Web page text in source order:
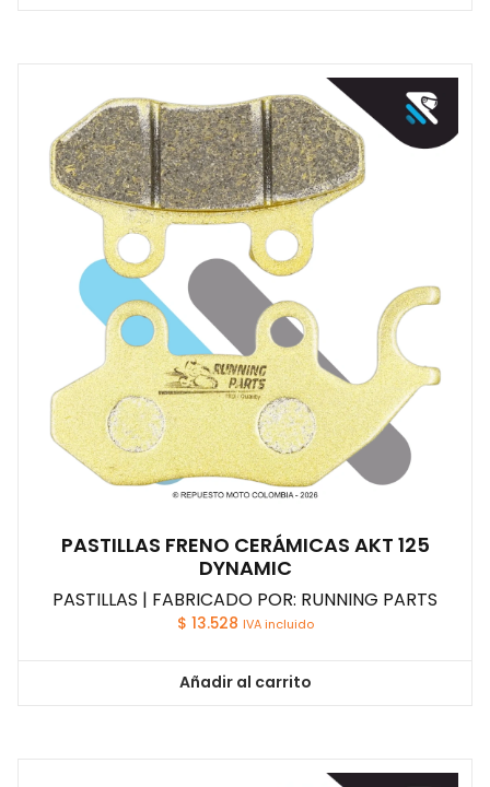
PASTILLAS FRENO CERÁMICAS AKT 125
DYNAMIC
PASTILLAS | FABRICADO POR: RUNNING PARTS
$ 13.528 IVA incluido
Añadir al carrito